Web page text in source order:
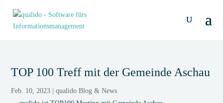
TOP 100 Treff mit der Gemeinde Aschau
Feb. 10, 2023 |qualido Blog & News